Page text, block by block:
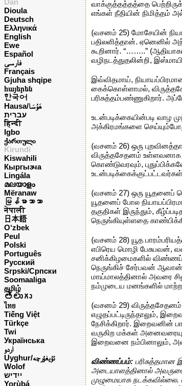
Dan
Dioula
Deutsch
Ελληνικά
English
Ewe
Español
فارسی
Français
Gjuha shqipe
հայերեն
한국어
Hausa/هَوُسَا
עברית
हिन्दी
Igbo
ქართული
Kirundi
Kiswahili
Кыргызча
Lingála
മലയാളം
Mëranaw
မြန်မာဘာသာ
नेपाली
日本語
O‘zbek
Peul
Polski
Português
Русский
Srpski/Српски
Soomaaliga
தமிழ்
తెలుగు
ไทย
Tiếng Việt
Türkçe
Twi
Українська
اردو
Uyghur/ئۇيغۇرچه
Wolof
ייִדיש
Yorùbá
வாக்குத்தத்தத்தை
எங்கள் நீதியின் நிமித்தம்
(வசனம் 25) மோசேயின்
பதிலளித்தான். ஏனெனில்
கூறினார். “……..”
வழிநடத்துதலின்றி,
இவ்விதமாய்,
கைக்கொள்ளாமல்,
பரிசுத்தம்பண்ணுகிறார்.
உடன்படிக்கையின்படி வாழ
அக்கிரமங்களை
(வசனம் 26) ஒரு
விருத்தசேதனம் உள்ளவனாக
கொண்டுவரவும்,
உடன்படிக்கைக்குட்பட்டவர்கள்
(வசனம் 27) ஒரு யூதனைப்
யூதனைப் போல
தகுதிகள் இருந்தும்,
நெருங்கியுள்ளதை
(வசனம் 28) யூத
எபிரெய மொழி
சனிக்கிழமைகளில்
நெருங்கிச் சேர்பவன்
மாய்மாலத்தினால் அவரை
நம்முடைய மனங்களில்
(வசனம் 29)
எழுதப்பட்டிருந்தாலும்,
நேசிக்கிறார். இறைவனின்
வருகிற மக்கள்
இறைவனை நம்பினாலும்,
விண்ணப்பம்: பரிசுத்தமான
அடையாளத்தினால்
முழுமையாக நடக்கவில்லை.